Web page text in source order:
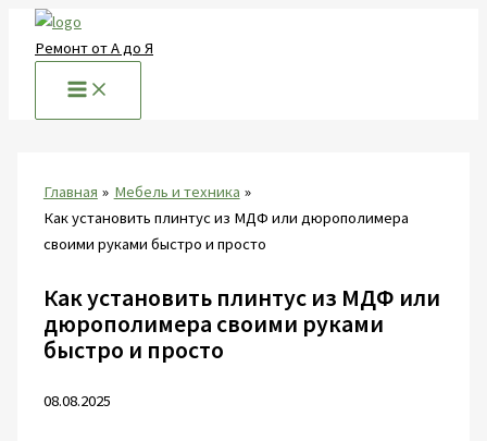
Перейти
Ремонт от А до Я
Главная
Мебель и техника
Как установить плинтус из МДФ или дюрополимера
своими руками быстро и просто
Как установить плинтус из МДФ или
дюрополимера своими руками
быстро и просто
08.08.2025